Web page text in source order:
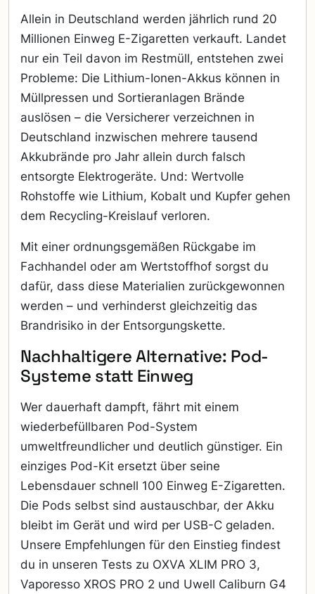
Allein in Deutschland werden jährlich rund 20
Millionen Einweg E-Zigaretten verkauft. Landet
nur ein Teil davon im Restmüll, entstehen zwei
Probleme: Die Lithium-Ionen-Akkus können in
Müllpressen und Sortieranlagen Brände
auslösen – die Versicherer verzeichnen in
Deutschland inzwischen mehrere tausend
Akkubrände pro Jahr allein durch falsch
entsorgte Elektrogeräte. Und: Wertvolle
Rohstoffe wie Lithium, Kobalt und Kupfer gehen
dem Recycling-Kreislauf verloren.
Mit einer ordnungsgemäßen Rückgabe im
Fachhandel oder am Wertstoffhof sorgst du
dafür, dass diese Materialien zurückgewonnen
werden – und verhinderst gleichzeitig das
Brandrisiko in der Entsorgungskette.
Nachhaltigere Alternative: Pod-
Systeme statt Einweg
Wer dauerhaft dampft, fährt mit einem
wiederbefüllbaren Pod-System
umweltfreundlicher und deutlich günstiger. Ein
einziges Pod-Kit ersetzt über seine
Lebensdauer schnell 100 Einweg E-Zigaretten.
Die Pods selbst sind austauschbar, der Akku
bleibt im Gerät und wird per USB-C geladen.
Unsere Empfehlungen für den Einstieg findest
du in unseren Tests zu OXVA XLIM PRO 3,
Vaporesso XROS PRO 2 und Uwell Caliburn G4